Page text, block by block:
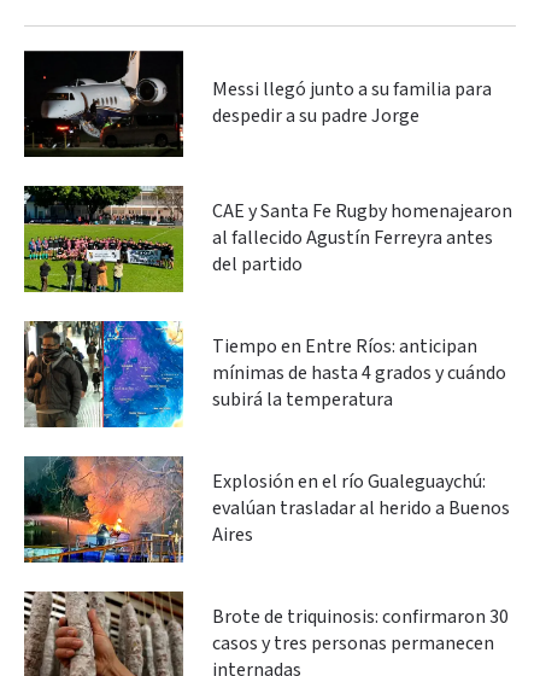
Messi llegó junto a su familia para
despedir a su padre Jorge
CAE y Santa Fe Rugby homenajearon
al fallecido Agustín Ferreyra antes
del partido
Tiempo en Entre Ríos: anticipan
mínimas de hasta 4 grados y cuándo
subirá la temperatura
Explosión en el río Gualeguaychú:
evalúan trasladar al herido a Buenos
Aires
Brote de triquinosis: confirmaron 30
casos y tres personas permanecen
internadas